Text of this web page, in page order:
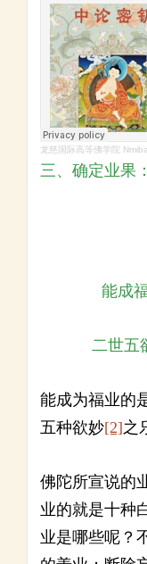
龙慈国际高等佛学院
三、确定业果：
能成
二世五
能成为福业的
五种欲妙[2]之
佛陀所宣说的
业的就是十种
业是哪些呢？